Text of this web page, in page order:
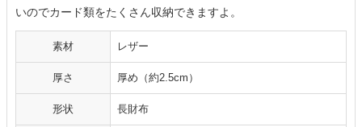
いのでカード類をたくさん収納できますよ。
素材 レザー
厚さ 厚め（約2.5cm）
形状 長財布